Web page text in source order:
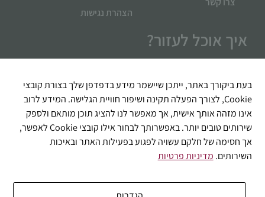
הצהרת נגישות
איך אוכל לעזור?
שליחה
בעת ביקורך באתר, ייתכן שיישמר מידע בדפדפן שלך בצורת קובצי
Cookie, לצורך הפעלה תקינה ושיפור חוויית הגלישה. המידע לרוב
אינו מזהה אותך אישית, אך מאפשר לנו להציג תוכן מותאם ולספק
שירותים טובים יותר. באפשרותך לבחור אילו קובצי Cookie לאפשר,
אך חסימה של חלקם עשויה לפגוע בפעילות האתר ובאיכות
השירותים. מדיניות פרטיות